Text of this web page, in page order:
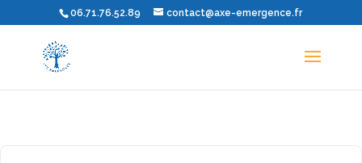
06.71.76.52.89 contact@axe-emergence.fr